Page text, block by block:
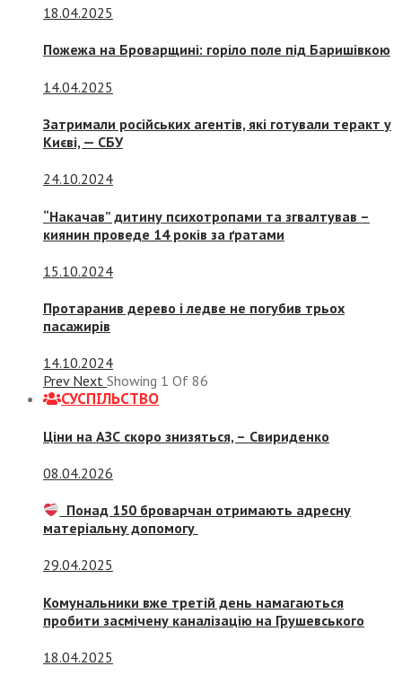
18.04.2025
Пожежа на Броварщині: горіло поле під Баришівкою
14.04.2025
Затримали російських агентів, які готували теракт у
Києві, — СБУ
24.10.2024
“Накачав” дитину психотропами та згвалтував –
киянин проведе 14 років за ґратами
15.10.2024
Протаранив дерево і ледве не погубив трьох
пасажирів
14.10.2024
Prev Next Showing 1 Of 86
СУСПIЛЬСТВО
Ціни на АЗС скоро знизяться, – Свириденко
08.04.2026
Понад 150 броварчан отримають адресну
матеріальну допомогу
29.04.2025
Комунальники вже третій день намагаються
пробити засмічену каналізацію на Грушевського
18.04.2025